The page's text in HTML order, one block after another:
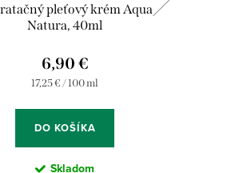
pleťový krém Aqua
Natura, 40ml
6,90 €
Jednotková
17,25 € / 100 ml
DO KOŠÍKA
Skladom